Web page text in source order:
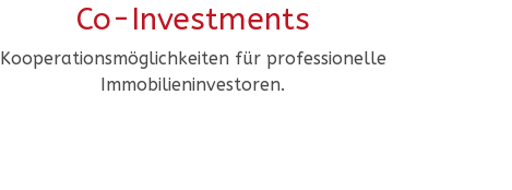
Co-Investments​
Kooperationsmöglichkeiten für professionelle
Immobilieninvestoren.